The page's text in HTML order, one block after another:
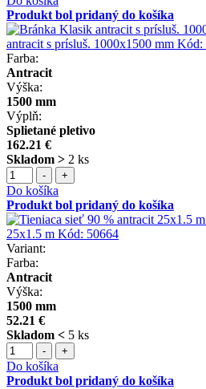
Produkt bol pridaný do košíka
antracit s prísluš. 1000x1500 mm Kód:
Farba:
Antracit
Výška:
1500 mm
Výplň:
Splietané pletivo
162.21 €
Skladom > 2 ks
- +
Do košíka
Produkt bol pridaný do košíka
25x1.5 m Kód: 50664
Variant:
Farba:
Antracit
Výška:
1500 mm
52.21 €
Skladom < 5 ks
- +
Do košíka
Produkt bol pridaný do košíka